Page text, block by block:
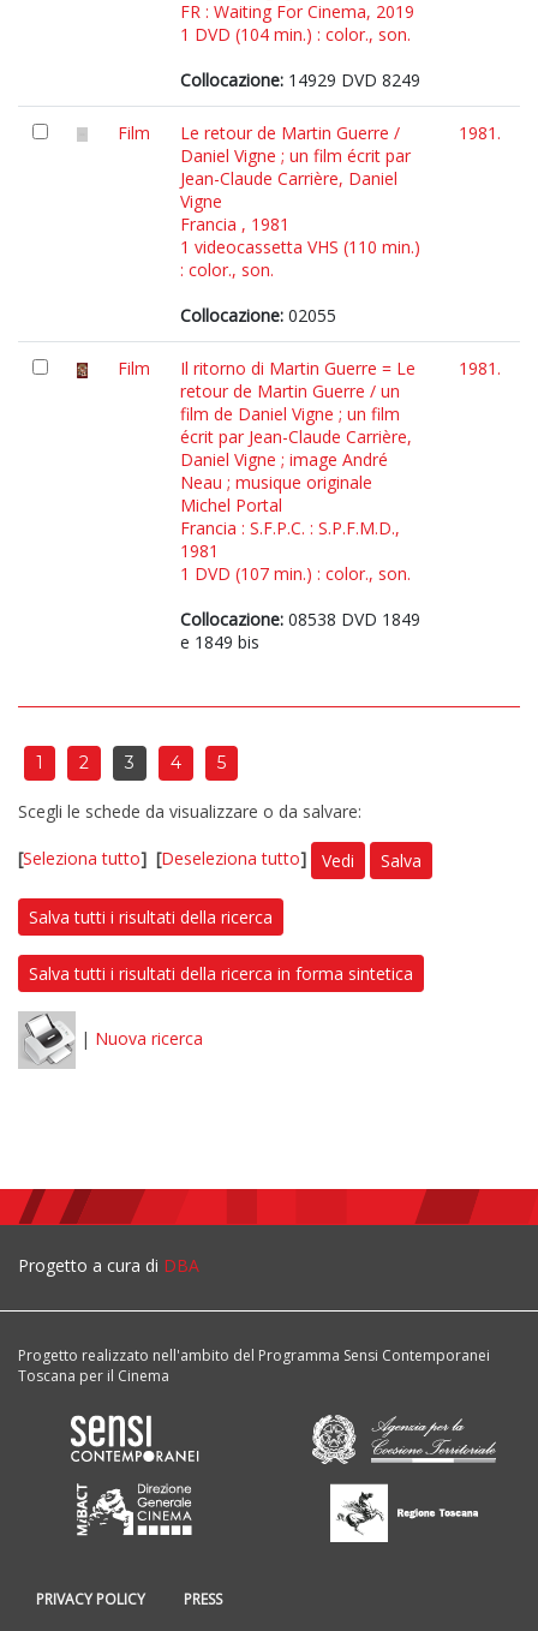
FR : Waiting For Cinema, 2019
1 DVD (104 min.) : color., son.
Collocazione: 14929 DVD 8249
Film
Le retour de Martin Guerre /
Daniel Vigne ; un film écrit par
Jean-Claude Carrière, Daniel
Vigne
Francia , 1981
1 videocassetta VHS (110 min.)
: color., son.
Collocazione: 02055
1981.
Film
Il ritorno di Martin Guerre = Le
retour de Martin Guerre / un
film de Daniel Vigne ; un film
écrit par Jean-Claude Carrière,
Daniel Vigne ; image André
Neau ; musique originale
Michel Portal
Francia : S.F.P.C. : S.P.F.M.D.,
1981
1 DVD (107 min.) : color., son.
Collocazione: 08538 DVD 1849
e 1849 bis
1981.
1 2 3 4 5
Scegli le schede da visualizzare o da salvare:
[Seleziona tutto] [Deseleziona tutto] Vedi Salva
Salva tutti i risultati della ricerca
Salva tutti i risultati della ricerca in forma sintetica
| Nuova ricerca
Progetto a cura di DBA
Progetto realizzato nell'ambito del Programma Sensi Contemporanei
Toscana per il Cinema
PRIVACY POLICY PRESS